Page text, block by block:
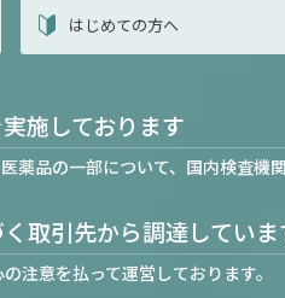
はじめての方へ
施しております
薬品の一部について、国内検査機
取引先から調達していま
注意を払って運営しております。